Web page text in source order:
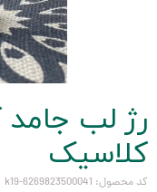
کلاسیک
کد محصول: 6269823500041-k19